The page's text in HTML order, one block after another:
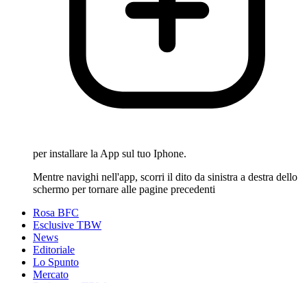
per installare la App sul tuo Iphone.
Mentre navighi nell'app, scorri il dito da sinistra a destra dello
schermo per tornare alle pagine precedenti
Rosa BFC
Esclusive TBW
News
Editoriale
Lo Spunto
Mercato